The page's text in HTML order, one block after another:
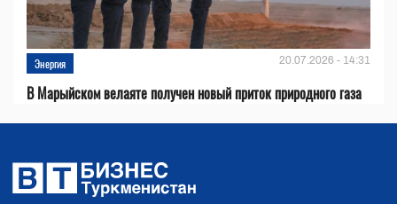
Энергия 20.07.2026 - 14:31
В Марыйском велаяте получен новый приток природного газа